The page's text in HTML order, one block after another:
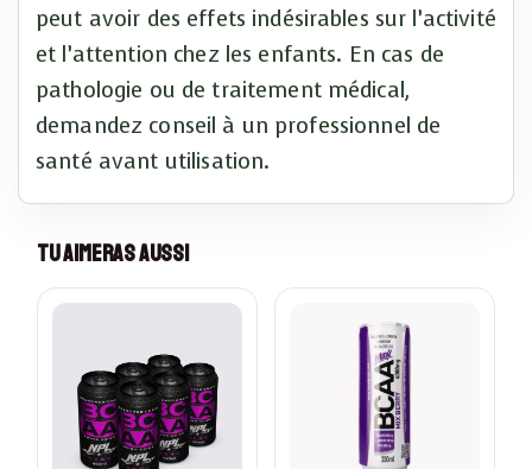
peut avoir des effets indésirables sur l’activité
et l’attention chez les enfants. En cas de
pathologie ou de traitement médical,
demandez conseil à un professionnel de
santé avant utilisation.
Tu Aimeras Aussi